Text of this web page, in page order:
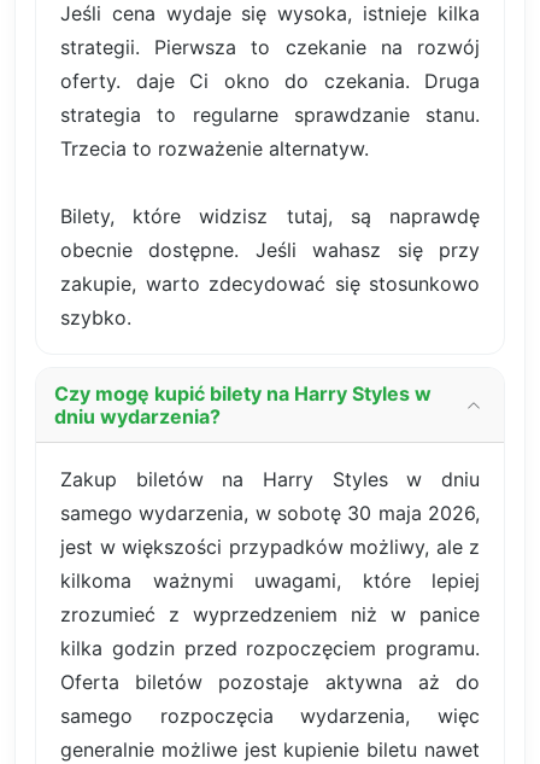
Jeśli cena wydaje się wysoka, istnieje kilka
strategii. Pierwsza to czekanie na rozwój
oferty. daje Ci okno do czekania. Druga
strategia to regularne sprawdzanie stanu.
Trzecia to rozważenie alternatyw.
Bilety, które widzisz tutaj, są naprawdę
obecnie dostępne. Jeśli wahasz się przy
zakupie, warto zdecydować się stosunkowo
szybko.
Czy mogę kupić bilety na Harry Styles w
dniu wydarzenia?
Zakup biletów na Harry Styles w dniu
samego wydarzenia, w sobotę 30 maja 2026,
jest w większości przypadków możliwy, ale z
kilkoma ważnymi uwagami, które lepiej
zrozumieć z wyprzedzeniem niż w panice
kilka godzin przed rozpoczęciem programu.
Oferta biletów pozostaje aktywna aż do
samego rozpoczęcia wydarzenia, więc
generalnie możliwe jest kupienie biletu nawet